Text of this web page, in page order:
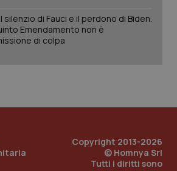
silenzio di Fauci e il perdono di Biden.
Emendamento non è
di colpa
Copyright 2013-2026
© Homnya Srl
Tutti i diritti sono